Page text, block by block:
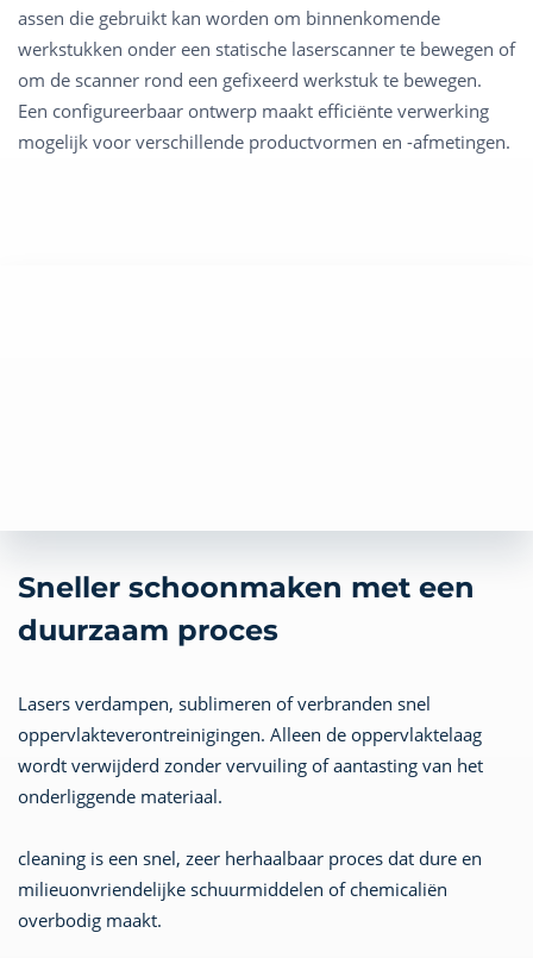
assen die gebruikt kan worden om binnenkomende
werkstukken onder een statische laserscanner te bewegen of
om de scanner rond een gefixeerd werkstuk te bewegen.
Een configureerbaar ontwerp maakt efficiënte verwerking
mogelijk voor verschillende productvormen en -afmetingen.
Sneller schoonmaken met een
duurzaam proces
Lasers verdampen, sublimeren of verbranden snel
oppervlakteverontreinigingen. Alleen de oppervlaktelaag
wordt verwijderd zonder vervuiling of aantasting van het
onderliggende materiaal.
cleaning is een snel, zeer herhaalbaar proces dat dure en
milieuonvriendelijke schuurmiddelen of chemicaliën
overbodig maakt.